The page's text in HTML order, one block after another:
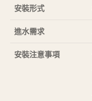
安裝形式
進水需求
安裝注意事項